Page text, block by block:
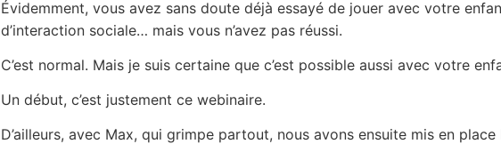
Évidemment, vous avez sans doute déjà essayé de jouer avec votre
d’interaction sociale… mais vous n’avez pas réussi.
C’est normal. Mais je suis certaine que c’est possible aussi avec votre
Un début, c’est justement ce webinaire.
D’ailleurs, avec Max, qui grimpe partout, nous avons ensuite mis en